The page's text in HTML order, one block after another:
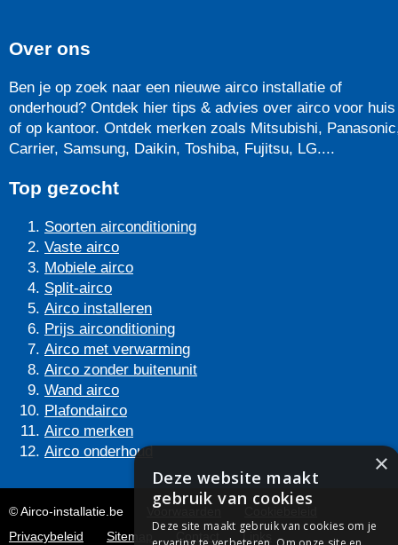
Over ons
Ben je op zoek naar een nieuwe airco installatie of
onderhoud? Ontdek hier tips & advies over airco voor huis
of op kantoor. Ontdek merken zoals Mitsubishi,
Carrier, Samsung, Daikin, Toshiba, Fujitsu, LG....
Top gezocht
Soorten airconditioning
Vaste airco
Mobiele airco
Split-airco
Airco installeren
Prijs airconditioning
Airco met verwarming
Airco zonder buitenunit
Wand airco
Plafondairco
Airco merken
Airco onderhoud
© Airco-installatie.be Voorwaarden
Privacybeleid
Sitemap Contact Links
×
Deze website maakt
gebruik van cookies
Deze site maakt gebruik van cookies om je